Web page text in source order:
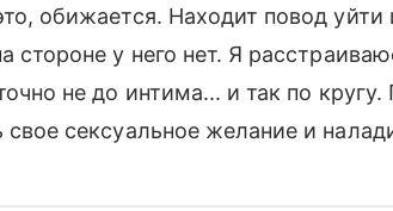
обижается. Находит повод уйти
стороне у него нет. Я
не до интима... и так по
свое сексуальное желание и